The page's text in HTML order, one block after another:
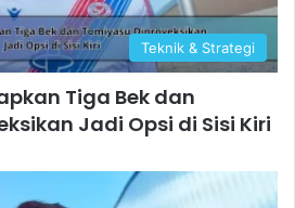
Teknik & Strategi
Tiga Bek dan
Jadi Opsi di Sisi Kiri